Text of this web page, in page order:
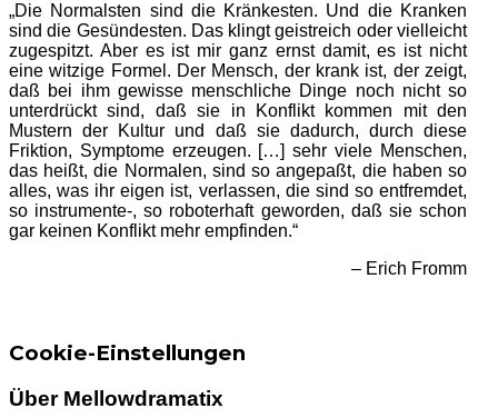
„Die Normalsten sind die Kränkesten. Und die Kranken
sind die Gesündesten. Das klingt geistreich oder vielleicht
zugespitzt. Aber es ist mir ganz ernst damit, es ist nicht
eine witzige Formel. Der Mensch, der krank ist, der zeigt,
daß bei ihm gewisse menschliche Dinge noch nicht so
unterdrückt sind, daß sie in Konflikt kommen mit den
Mustern der Kultur und daß sie dadurch, durch diese
Friktion, Symptome erzeugen. […] sehr viele Menschen,
das heißt, die Normalen, sind so angepaßt, die haben so
alles, was ihr eigen ist, verlassen, die sind so entfremdet,
so instrumente-, so roboterhaft geworden, daß sie schon
gar keinen Konflikt mehr empfinden.“
– Erich Fromm
Cookie-Einstellungen
Über Mellowdramatix